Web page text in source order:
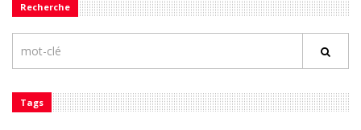
Recherche
Tags